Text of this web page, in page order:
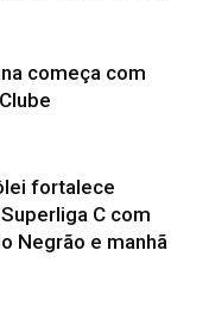
começa com
fortalece
C com
Negrão e manhã